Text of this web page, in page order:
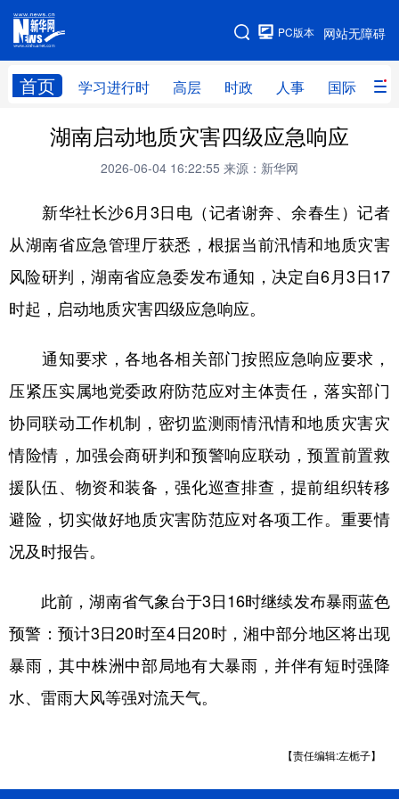
网站无障碍
PC版本
首页 学习进行时 高层 时政 人事 国际 财
网站地图
学习进行时 高层 时政 人事
财经 网评
台湾 思客智库 全球连线 教育
科技 科创 量子 体育
文化 书画 健康 军事
访谈 视频 图片
法律 中央文件 金融 汽车
食品 人居 信息化 数字经济
学术中国 乡村振兴 银龄 溯源中国
彩票 娱乐 时尚 悦读
公益
地方频道
北京 天津
江西
湖南启动地质灾害四级应急响应
2026-06-04 16:22:55 来源：新华网
新华社长沙6月3日电（记者谢奔、余春生）记者
从湖南省应急管理厅获悉，根据当前汛情和地质灾害
风险研判，湖南省应急委发布通知，决定自6月3日17
时起，启动地质灾害四级应急响应。
通知要求，各地各相关部门按照应急响应要求，
压紧压实属地党委政府防范应对主体责任，落实部门
协同联动工作机制，密切监测雨情汛情和地质灾害灾
情险情，加强会商研判和预警响应联动，预置前置救
援队伍、物资和装备，强化巡查排查，提前组织转移
避险，切实做好地质灾害防范应对各项工作。重要情
况及时报告。
此前，湖南省气象台于3日16时继续发布暴雨蓝色
预警：预计3日20时至4日20时，湘中部分地区将出现
暴雨，其中株洲中部局地有大暴雨，并伴有短时强降
水、雷雨大风等强对流天气。
【责任编辑:左栀子】